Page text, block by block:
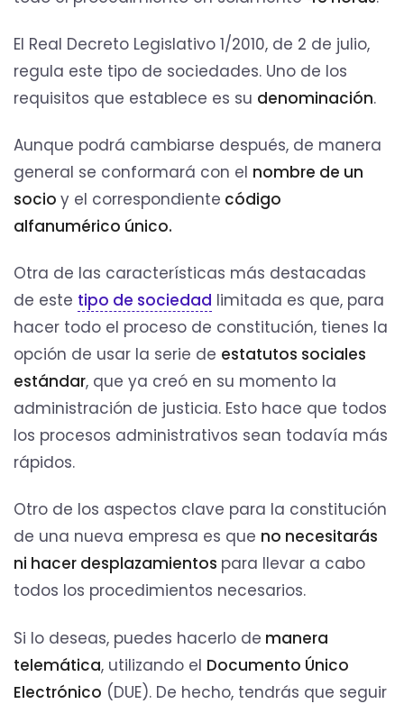
El Real Decreto Legislativo 1/2010, de 2 de julio,
regula este tipo de sociedades. Uno de los
requisitos que establece es su denominación.
Aunque podrá cambiarse después, de manera
general se conformará con el nombre de un
socio y el correspondiente código
alfanumérico único.
Otra de las características más destacadas
de este tipo de sociedad limitada es que, para
hacer todo el proceso de constitución, tienes la
opción de usar la serie de estatutos sociales
estándar, que ya creó en su momento la
administración de justicia. Esto hace que todos
los procesos administrativos sean todavía más
rápidos.
Otro de los aspectos clave para la constitución
de una nueva empresa es que no necesitarás
ni hacer desplazamientos para llevar a cabo
todos los procedimientos necesarios.
Si lo deseas, puedes hacerlo de manera
telemática, utilizando el Documento Único
Electrónico (DUE). De hecho, tendrás que seguir